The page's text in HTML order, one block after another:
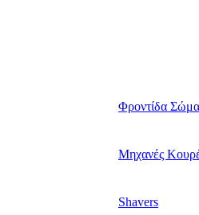
Φροντίδα
Μηχανές
Shavers